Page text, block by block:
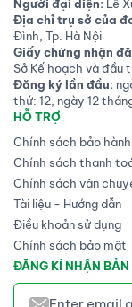
Người đại diện: Lê
Địa chỉ trụ sở của
Đình, Tp. Hà Nội
Giấy chứng nhận
Sở Kế hoạch và đầu
Đăng ký lần đầu:
thứ: 12, ngày 12
HỖ TRỢ
Chính sách bảo hành
Chính sách thanh
Chính sách vận
Tài liệu - Hướng dẫn
Điều khoản sử dụng
Chính sách bảo mật
ĐĂNG KÍ NHẬN BẢN